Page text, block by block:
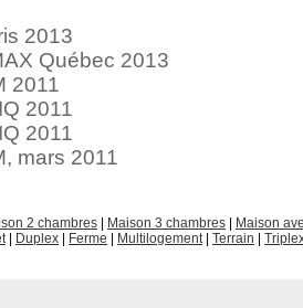
2013
Québec 2013
2011
2011
2011
mars 2011
2 chambres Maison 3 chambres
Maison
| Duplex Ferme Multilogement| Terrain